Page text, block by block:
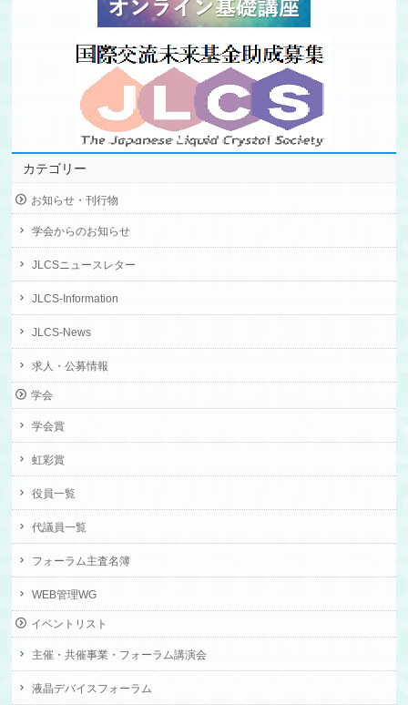
カテゴリー
お知らせ・刊行物
学会からのお知らせ
JLCSニュースレター
JLCS-Information
JLCS-News
求人・公募情報
学会
学会賞
虹彩賞
役員一覧
代議員一覧
フォーラム主査名簿
WEB管理WG
イベントリスト
主催・共催事業・フォーラム講演会
液晶デバイスフォーラム